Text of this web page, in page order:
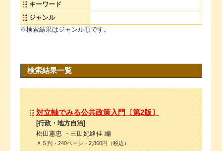
キーワード
ジャンル
※検索結果はジャンル順です。
検索結果一覧
対立軸でみる公共政策入門〔第2版〕
[行政・地方自治]
松田憲忠 ・三田妃路佳 編
Ａ５判・240ページ・2,860円（税込）